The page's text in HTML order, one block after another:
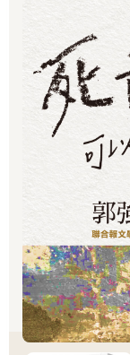
示。僅當水平身分
義。我不會因為孩
是異性戀就不生。
比親生孩子可能有
種癌症，都要讓我
而，若是異於常人
把異常的性狀遺傳
展現了。身心障礙
多人的義憤。
布麗．沃克是主播
稱龍蝦螯狀畸形，
九九○年她再度懷
擇留下孩子，遭到
腳究竟長成什麼樣
子及孩子適應這個
婚姻美滿、非常上
談話節目主持人曾